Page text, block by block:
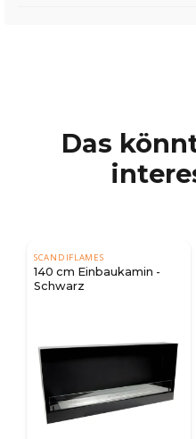
Das
SCANDIFLAMES
140 cm Einbaukamin -
Schwarz